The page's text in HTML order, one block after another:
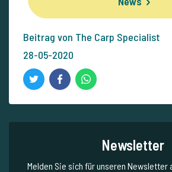
Beitrag von The Carp Specialist
28-05-2020
Newsletter
Melden Sie sich für unseren Newsletter